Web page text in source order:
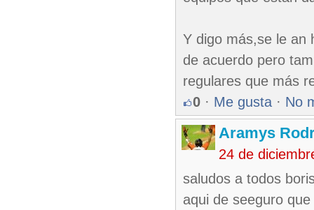
Y digo más,se le an
de acuerdo pero
regulares que más
0 · Me gusta · No
Aramys
24 de
saludos a todos
aqui de seeguro